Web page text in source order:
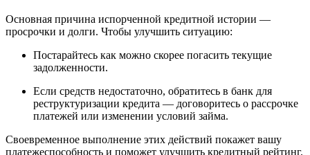
Основная причина испорченной кредитной истории —
просрочки и долги. Чтобы улучшить ситуацию:
Постарайтесь как можно скорее погасить текущие
задолженности.
Если средств недостаточно, обратитесь в банк для
реструктуризации кредита — договоритесь о рассрочке
платежей или изменении условий займа.
Своевременное выполнение этих действий покажет вашу
платежеспособность и поможет улучшить кредитный рейтинг.